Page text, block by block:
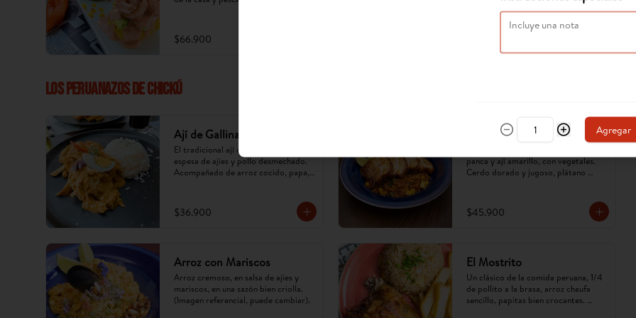
$66.900
LOS PERUANAZOS DE CHICKÚ
Ají de Gallina
El tradicional ají de gallina, crema
espesa de ajíes y pollo desmechado.
Acompañado de arroz cocido, papa,
$36.900
Arroz apastelado de cerdo
panca y ají amarillo, con vegetales.
Cerdo dorado y jugoso, plátano
$45.900
Arroz con Mariscos
Arroz cremoso, en salsa de ajíes y
mariscos, en una sazón bien criolla.
(Imagen referencial, puede cambiar).
El Mostrito
Un clásico de la comida peruana, 1/4
de pollito a la brasa, arroz chaufa
sencillo, papitas bien crocantes.
Agregar